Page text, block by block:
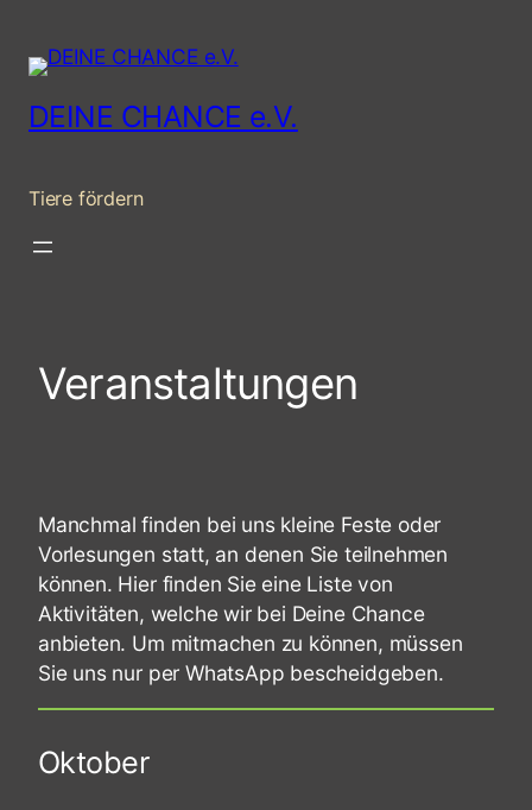
Inhalt
springen
DEINE CHANCE e.V.
Tiere fördern
Veranstaltungen
Manchmal finden bei uns kleine Feste oder
Vorlesungen statt, an denen Sie teilnehmen
können. Hier finden Sie eine Liste von
Aktivitäten, welche wir bei Deine Chance
anbieten. Um mitmachen zu können, müssen
Sie uns nur per WhatsApp bescheidgeben.
Oktober